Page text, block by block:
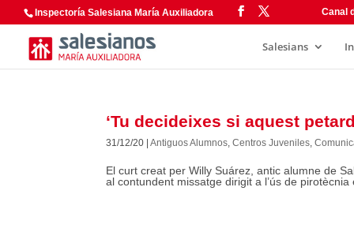
Inspectoría Salesiana María Auxiliadora Canal
Salesians
‘Tu decideixes si aquest
31/12/20 |Antiguos Alumnos,Centros Juveniles,
El curt creat per Willy Suárez, antic alumne de
al contundent missatge dirigit a l’ús de pirotècnia